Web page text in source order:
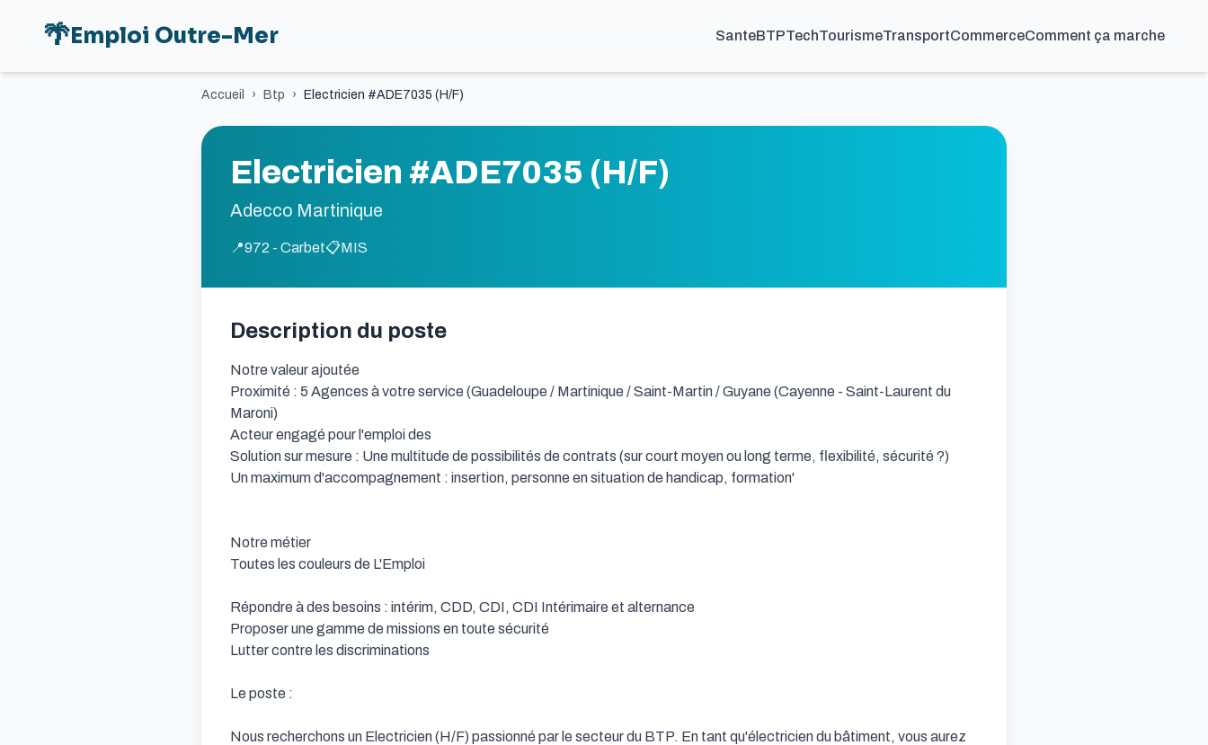
🌴Emploi Outre-Mer SanteBTPTechTourismeTransportCommerceComment ça marche
Accueil › Btp › Electricien #ADE7035 (H/F)
Electricien #ADE7035 (H/F)
Adecco Martinique
📍972 - Carbet📋MIS
Description du poste
Notre valeur ajoutée
Proximité : 5 Agences à votre service (Guadeloupe / Martinique / Saint-Martin / Guyane (Cayenne - Saint-Laurent du
Maroni)
Acteur engagé pour l'emploi des
Solution sur mesure : Une multitude de possibilités de contrats (sur court moyen ou long terme, flexibilité, sécurité ?)
Un maximum d'accompagnement : insertion, personne en situation de handicap, formation'
Notre métier
Toutes les couleurs de L'Emploi
Répondre à des besoins : intérim, CDD, CDI, CDI Intérimaire et alternance
Proposer une gamme de missions en toute sécurité
Lutter contre les discriminations
Le poste :
Nous recherchons un Electricien (H/F) passionné par le secteur du BTP. En tant qu'électricien du bâtiment, vous aurez